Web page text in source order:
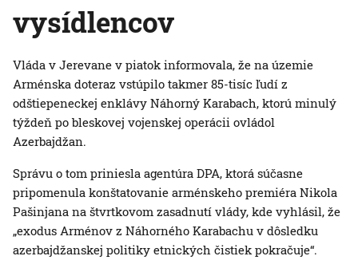
vysídlencov
Vláda v Jerevane v piatok informovala, že na územie
Arménska doteraz vstúpilo takmer 85-tisíc ľudí z
odštiepeneckej enklávy Náhorný Karabach, ktorú minulý
týždeň po bleskovej vojenskej operácii ovládol
Azerbajdžan.
Správu o tom priniesla agentúra DPA, ktorá súčasne
pripomenula konštatovanie arménskeho premiéra Nikola
Pašinjana na štvrtkovom zasadnutí vlády, kde vyhlásil, že
„exodus Arménov z Náhorného Karabachu v dôsledku
azerbajdžanskej politiky etnických čistiek pokračuje“.